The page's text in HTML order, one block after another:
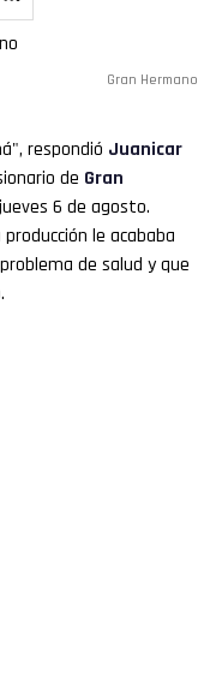
Gran Hermano
respondió Juanicar
de Gran
6 de agosto.
le acababa
de salud y que